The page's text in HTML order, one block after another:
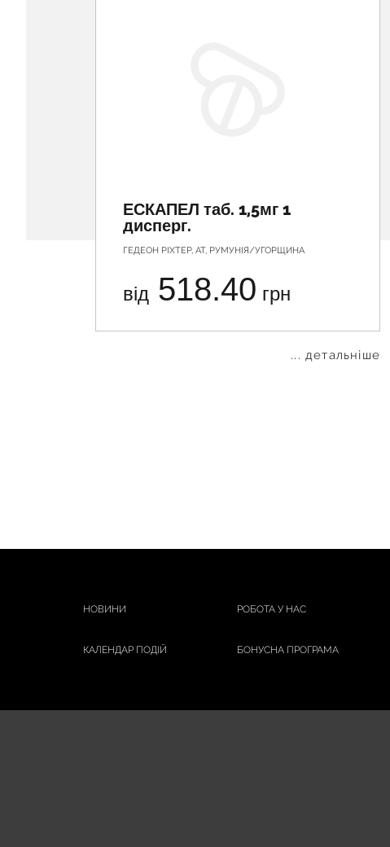
ЕСКАПЕЛ таб. 1,5мг 1
дисперг.
ГЕДЕОН РІХТЕР, АТ, РУМУНІЯ/УГОРЩИНА
від 518.40 грн
... детальніше
НОВИНИ РОБОТА У НАС
КАЛЕНДАР ПОДІЙ БОНУСНА ПРОГРАМА